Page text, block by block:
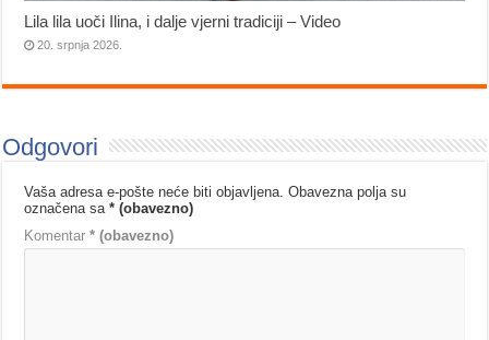
Lila lila uoči Ilina, i dalje vjerni tradiciji – Video
20. srpnja 2026.
Odgovori
Vaša adresa e-pošte neće biti objavljena. Obavezna polja su
označena sa* (obavezno)
Komentar* (obavezno)